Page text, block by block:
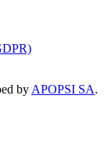
by APOPSI SA.